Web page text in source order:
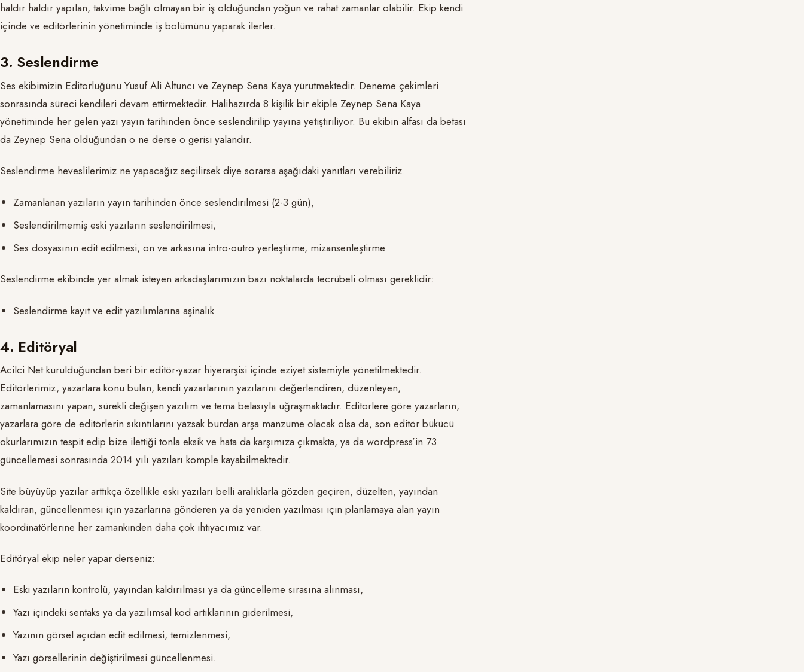
haldır haldır yapılan, takvime bağlı olmayan bir iş olduğundan yoğun ve rahat zamanlar olabilir. Ekip kendi
içinde ve editörlerinin yönetiminde iş bölümünü yaparak ilerler.
3. Seslendirme
Ses ekibimizin Editörlüğünü Yusuf Ali Altuncı ve Zeynep Sena Kaya yürütmektedir. Deneme çekimleri
sonrasında süreci kendileri devam ettirmektedir. Halihazırda 8 kişilik bir ekiple Zeynep Sena Kaya
yönetiminde her gelen yazı yayın tarihinden önce seslendirilip yayına yetiştiriliyor. Bu ekibin alfası da betası
da Zeynep Sena olduğundan o ne derse o gerisi yalandır.
Seslendirme heveslilerimiz ne yapacağız seçilirsek diye sorarsa aşağıdaki yanıtları verebiliriz.
Zamanlanan yazıların yayın tarihinden önce seslendirilmesi (2-3 gün),
Seslendirilmemiş eski yazıların seslendirilmesi,
Ses dosyasının edit edilmesi, ön ve arkasına intro-outro yerleştirme, mizansenleştirme
Seslendirme ekibinde yer almak isteyen arkadaşlarımızın bazı noktalarda tecrübeli olması gereklidir:
Seslendirme kayıt ve edit yazılımlarına aşinalık
4. Editöryal
Acilci.Net kurulduğundan beri bir editör-yazar hiyerarşisi içinde eziyet sistemiyle yönetilmektedir.
Editörlerimiz, yazarlara konu bulan, kendi yazarlarının yazılarını değerlendiren, düzenleyen,
zamanlamasını yapan, sürekli değişen yazılım ve tema belasıyla uğraşmaktadır. Editörlere göre yazarların,
yazarlara göre de editörlerin sıkıntılarını yazsak burdan arşa manzume olacak olsa da, son editör bükücü
okurlarımızın tespit edip bize ilettiği tonla eksik ve hata da karşımıza çıkmakta, ya da wordpress’in 73.
güncellemesi sonrasında 2014 yılı yazıları komple kayabilmektedir.
Site büyüyüp yazılar arttıkça özellikle eski yazıları belli aralıklarla gözden geçiren, düzelten, yayından
kaldıran, güncellenmesi için yazarlarına gönderen ya da yeniden yazılması için planlamaya alan yayın
koordinatörlerine her zamankinden daha çok ihtiyacımız var.
Editöryal ekip neler yapar derseniz:
Eski yazıların kontrolü, yayından kaldırılması ya da güncelleme sırasına alınması,
Yazı içindeki sentaks ya da yazılımsal kod artıklarının giderilmesi,
Yazının görsel açıdan edit edilmesi, temizlenmesi,
Yazı görsellerinin değiştirilmesi güncellenmesi.